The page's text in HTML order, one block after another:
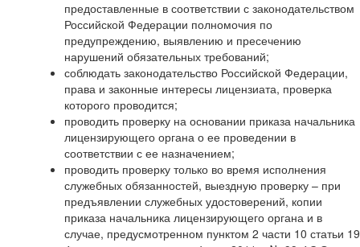
предоставленные в соответствии с законодательством
Российской Федерации полномочия по
предупреждению, выявлению и пресечению
нарушений обязательных требований;
соблюдать законодательство Российской Федерации,
права и законные интересы лицензиата, проверка
которого проводится;
проводить проверку на основании приказа начальника
лицензирующего органа о ее проведении в
соответствии с ее назначением;
проводить проверку только во время исполнения
служебных обязанностей, выездную проверку – при
предъявлении служебных удостоверений, копии
приказа начальника лицензирующего органа и в
случае, предусмотренном пунктом 2 части 10 статьи 19